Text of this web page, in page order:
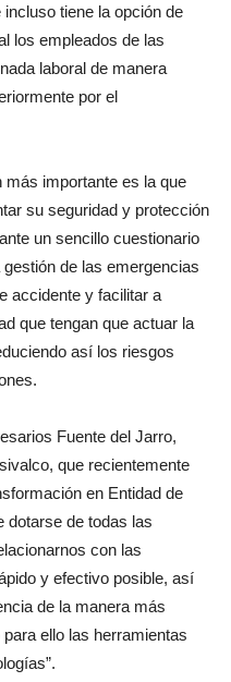
incluso tiene la opción de
los empleados de las
laboral de manera
por el
más importante es la que
su seguridad y protección
un sencillo cuestionario
de las emergencias
accidente y facilitar a
que tengan que actuar la
así los riesgos
Fuente del Jarro,
que recientemente
en Entidad de
dotarse de todas las
con las
y efectivo posible, así
de la manera más
ello las herramientas